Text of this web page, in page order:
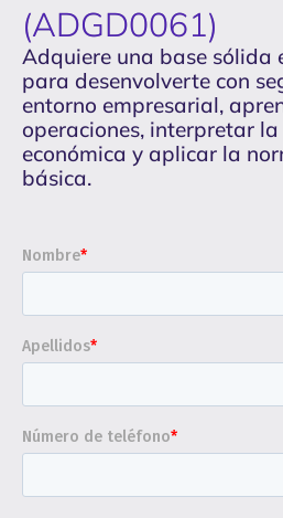
(ADGD0061)
Adquiere una base sólida
para desenvolverte con
entorno empresarial,
operaciones, interpretar
económica y aplicar la
básica.